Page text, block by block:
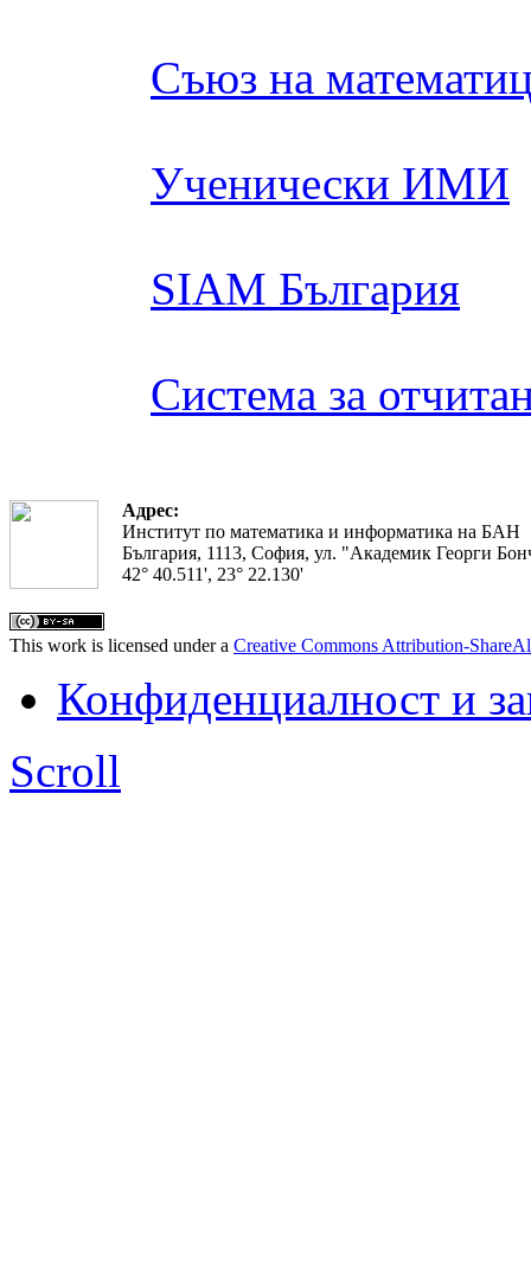
Съюз на
Ученически ИМИ
SIAM България
Система за
Адрес:
Институт по математика и информатика на БАН
България, 1113, София, ул. "Академик Георги
42° 40.511', 23° 22.130'
This work is licensed under a Creative Commons Attribution-
Конфиденциалност и
Scroll